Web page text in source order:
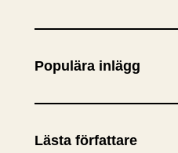
k
Populära inlägg
Lästa författare